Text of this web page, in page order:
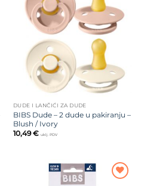
Dodajte
na listu
želja
DUDE I LANČIĆI ZA DUDE
BIBS Dude – 2 dude u pakiranju –
Blush / Ivory
10,49€ uklj. PDV